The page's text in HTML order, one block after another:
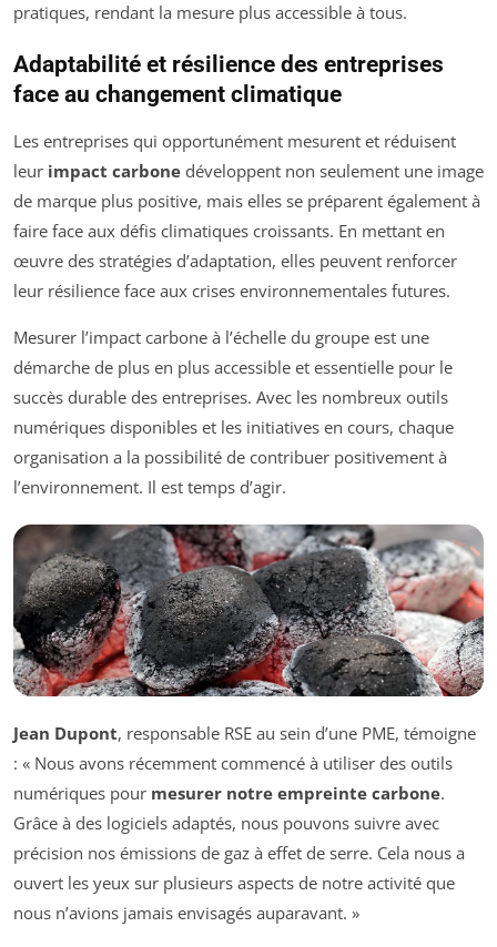
pratiques, rendant la mesure plus accessible à tous.
Adaptabilité et résilience des entreprises
face au changement climatique
Les entreprises qui opportunément mesurent et réduisent
leur impact carbone développent non seulement une image
de marque plus positive, mais elles se préparent également à
faire face aux défis climatiques croissants. En mettant en
œuvre des stratégies d’adaptation, elles peuvent renforcer
leur résilience face aux crises environnementales futures.
Mesurer l’impact carbone à l’échelle du groupe est une
démarche de plus en plus accessible et essentielle pour le
succès durable des entreprises. Avec les nombreux outils
numériques disponibles et les initiatives en cours, chaque
organisation a la possibilité de contribuer positivement à
l’environnement. Il est temps d’agir.
Jean Dupont, responsable RSE au sein d’une PME, témoigne
: « Nous avons récemment commencé à utiliser des outils
numériques pour mesurer notre empreinte carbone.
Grâce à des logiciels adaptés, nous pouvons suivre avec
précision nos émissions de gaz à effet de serre. Cela nous a
ouvert les yeux sur plusieurs aspects de notre activité que
nous n’avions jamais envisagés auparavant. »